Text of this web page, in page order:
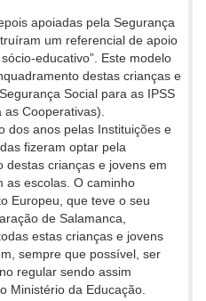
apoiadas pela Segurança
um referencial de apoio
educativo”. Este modelo
destas crianças e
Social para as IPSS
Cooperativas).
dos anos pelas Instituições e
fizeram optar pela
destas crianças e jovens em
as escolas. O caminho
Europeu, que teve o seu
de Salamanca,
estas crianças e jovens
sempre que possível, ser
regular sendo assim
Ministério da Educação.